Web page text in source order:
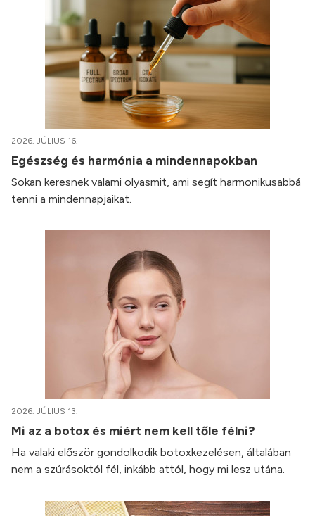
2026. JÚLIUS 16.
Egészség és harmónia a mindennapokban
Sokan keresnek valami olyasmit, ami segít harmonikusabbá
tenni a mindennapjaikat.
2026. JÚLIUS 13.
Mi az a botox és miért nem kell tőle félni?
Ha valaki először gondolkodik botoxkezelésen, általában
nem a szúrásoktól fél, inkább attól, hogy mi lesz utána.